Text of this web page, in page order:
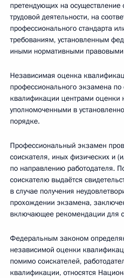
претендующих на осуществление
трудовой деятельности, на
профессионального стандарта
требованиям, установленным
иными нормативными
Независимая оценка
профессионального экзамена по
квалификации центрами оценки
уполномоченными в
порядке.
Профессиональный экзамен
соискателя, иных физических и
по направлению работодателя.
соискателю выдаётся
в случае получения
прохождении экзамена,
включающее рекомендации для
Федеральным законом
независимой оценки
помимо соискателей,
квалификации, относятся